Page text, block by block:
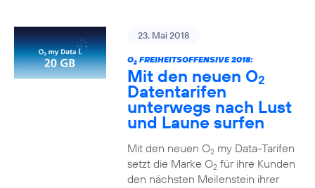
23. Mai 2018
O2FREIHEITSOFFENSIVE 2018:
Mit den neuen O2
Datentarifen
unterwegs nach Lust
und Laune surfen
Mit den neuen O2my Data-Tarifen
setzt die Marke O2für ihre Kunden
den nächsten Meilenstein ihrer